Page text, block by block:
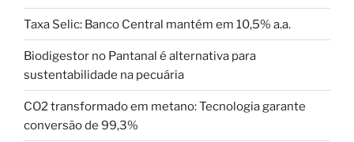
Taxa Selic: Banco Central mantém em 10,5% a.a.
Biodigestor no Pantanal é alternativa para
sustentabilidade na pecuária
CO2 transformado em metano: Tecnologia garante
conversão de 99,3%